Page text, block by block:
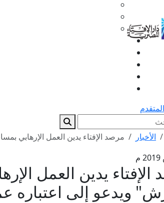
الأخبار
مرصد الإفتاء يدين العمل الإرهابي
الإفتاء يدين العمل
ويدعو إلى اعتباره